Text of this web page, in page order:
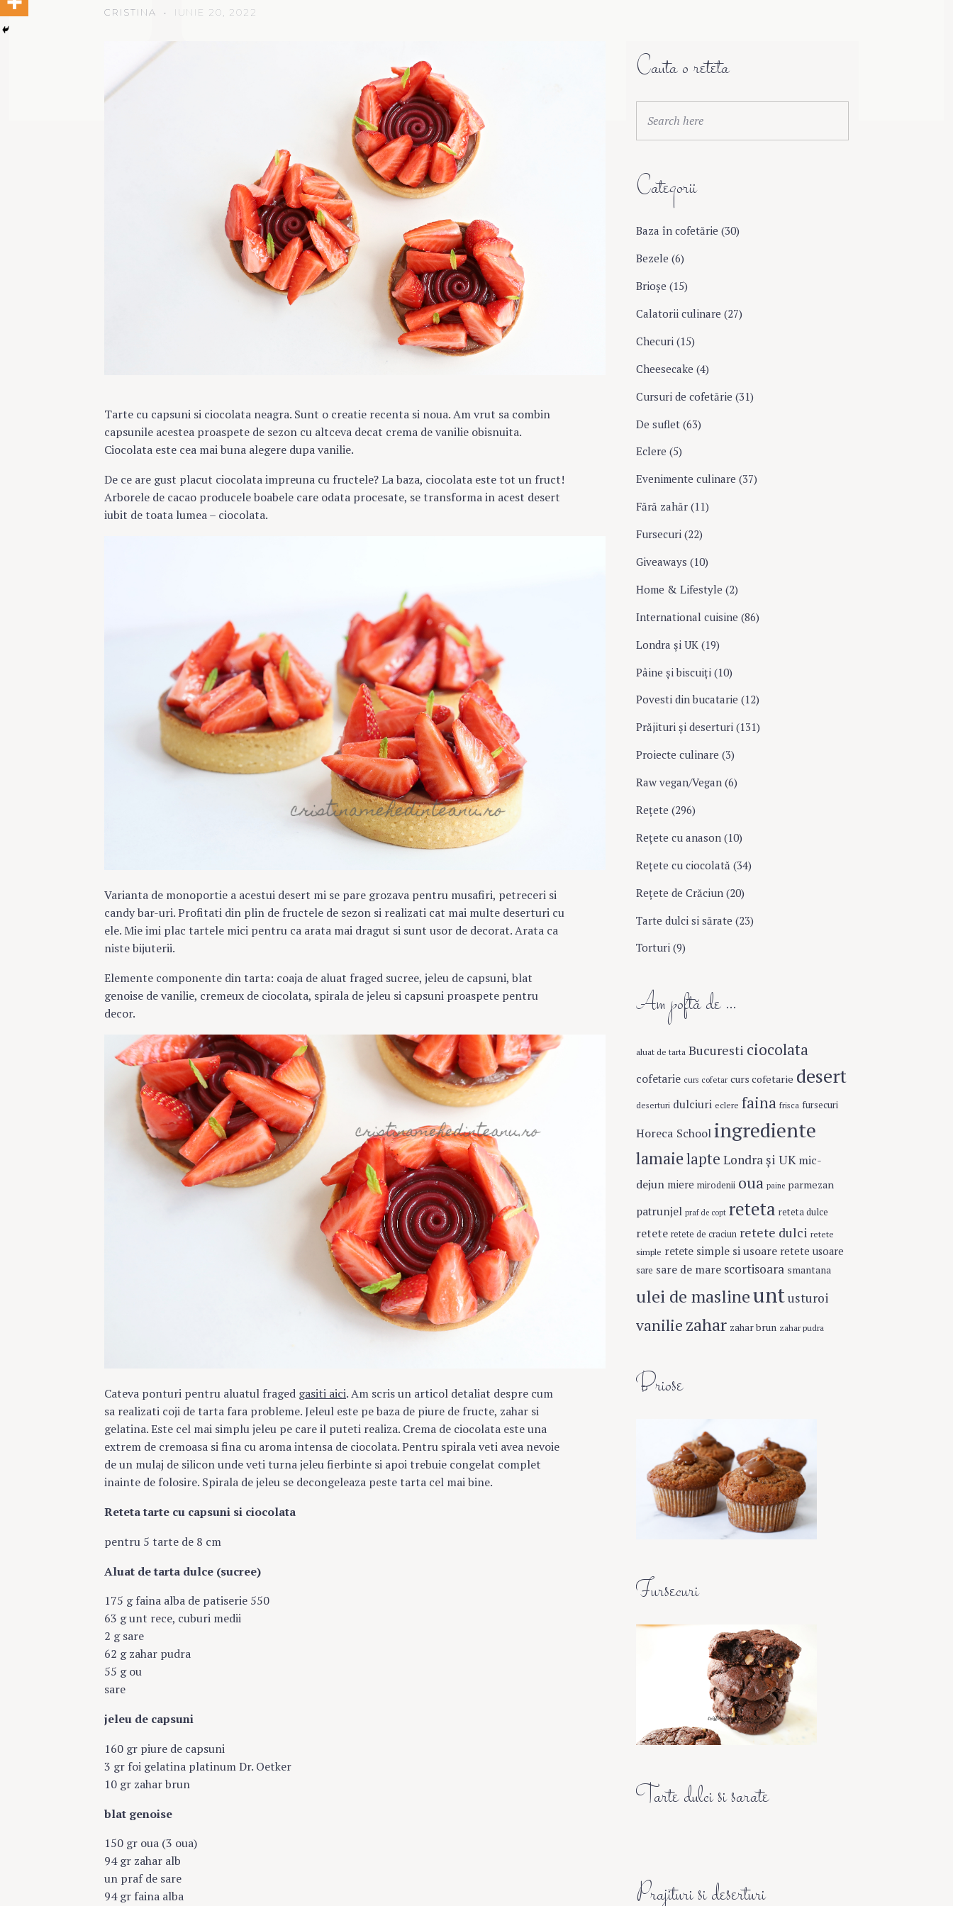
CRISTINA IUNIE 20, 2022
Tarte cu capsuni si ciocolata neagra. Sunt o creatie recenta si noua. Am vrut sa combin
capsunile acestea proaspete de sezon cu altceva decat crema de vanilie obisnuita.
Ciocolata este cea mai buna alegere dupa vanilie.
De ce are gust placut ciocolata impreuna cu fructele? La baza, ciocolata este tot un fruct!
Arborele de cacao producele boabele care odata procesate, se transforma in acest desert
iubit de toata lumea – ciocolata.
Varianta de monoportie a acestui desert mi se pare grozava pentru musafiri, petreceri si
candy bar-uri. Profitati din plin de fructele de sezon si realizati cat mai multe deserturi cu
ele. Mie imi plac tartele mici pentru ca arata mai dragut si sunt usor de decorat. Arata ca
niste bijuterii.
Elemente componente din tarta: coaja de aluat fraged sucree, jeleu de capsuni, blat
genoise de vanilie, cremeux de ciocolata, spirala de jeleu si capsuni proaspete pentru
decor.
Cateva ponturi pentru aluatul fraged gasiti aici. Am scris un articol detaliat despre cum
sa realizati coji de tarta fara probleme. Jeleul este pe baza de piure de fructe, zahar si
gelatina. Este cel mai simplu jeleu pe care il puteti realiza. Crema de ciocolata este una
extrem de cremoasa si fina cu aroma intensa de ciocolata. Pentru spirala veti avea nevoie
de un mulaj de silicon unde veti turna jeleu fierbinte si apoi trebuie congelat complet
inainte de folosire. Spirala de jeleu se decongeleaza peste tarta cel mai bine.
Reteta tarte cu capsuni si ciocolata
pentru 5 tarte de 8 cm
Aluat de tarta dulce (sucree)
175 g faina alba de patiserie 550
63 g unt rece, cuburi medii
2 g sare
62 g zahar pudra
55 g ou
sare
jeleu de capsuni
160 gr piure de capsuni
3 gr foi gelatina platinum Dr. Oetker
10 gr zahar brun
blat genoise
150 gr oua (3 oua)
94 gr zahar alb
un praf de sare
94 gr faina alba
Cauta o reteta
a
c
h
o
:
Categorii
Baza în cofetărie (30)
Bezele (6)
Brioşe (15)
Calatorii culinare (27)
Checuri (15)
Cheesecake (4)
Cursuri de cofetărie (31)
De suflet (63)
Eclere (5)
Evenimente culinare (37)
Fără zahăr (11)
Fursecuri (22)
Giveaways (10)
Home & Lifestyle (2)
International cuisine (86)
Londra şi UK (19)
Pâine şi biscuiţi (10)
Povesti din bucatarie (12)
Prăjituri şi deserturi (131)
Proiecte culinare (3)
Raw vegan/Vegan (6)
Rețete (296)
Reţete cu anason (10)
Reţete cu ciocolată (34)
Reţete de Crăciun (20)
Tarte dulci si sărate (23)
Torturi (9)
Am poftă de …
aluat de tarta Bucuresti ciocolata
cofetarie curs cofetar curs cofetarie desert
deserturi dulciuri eclere faina frisca fursecuri
Horeca Schoolingrediente
lamaielapte Londra şi UK mic-
dejun miere mirodenii oua paine parmezan
patrunjel praf de copt reteta reteta dulce
retete retete de craciun retete dulci retete
simple retete simple si usoare retete usoare
sare sare de mare scortisoara smantana
ulei de maslineuntusturoi
vanilie zahar zahar brun zahar pudra
Briose
Fursecuri
Tarte dulci si sarate
Prajituri si deserturi
Press Esc to cancel.